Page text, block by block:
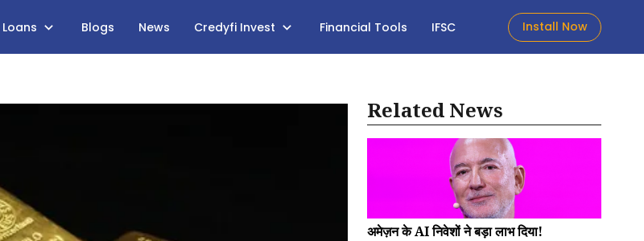
Loans Blogs News Credyfi Invest Financial Tools IFSC Install Now
Related News
अमेज़न के AI निवेशों ने बड़ा लाभ दिया!